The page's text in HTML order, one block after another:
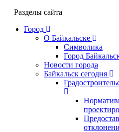
Разделы сайта
Город
О Байкальске
Символика
Город
Новости города
Байкальск сегодня